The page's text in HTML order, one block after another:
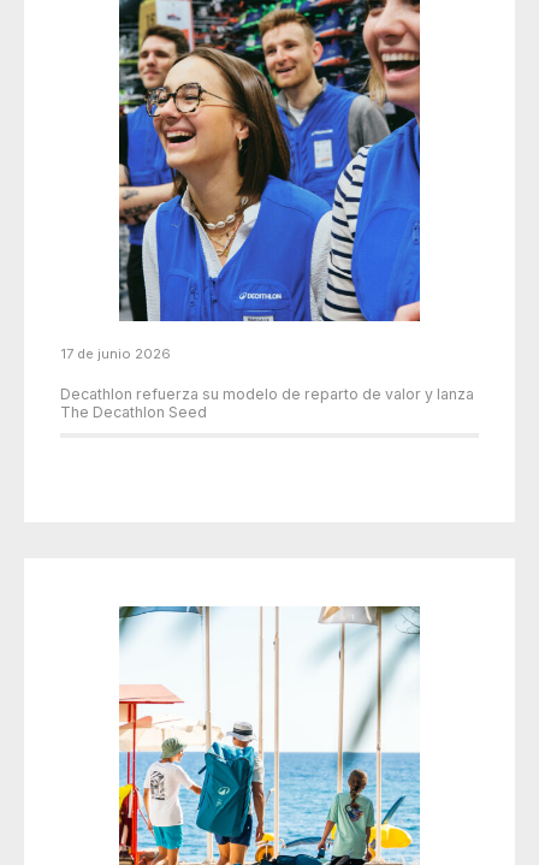
17 de junio 2026
Decathlon refuerza su modelo de reparto de valor y lanza
The Decathlon Seed